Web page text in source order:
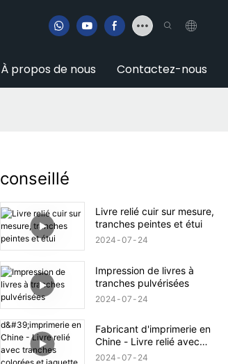
À propos de nous Contactez-nous
conseillé
Livre relié cuir sur mesure,
tranches peintes et étui
2024 07 24
Impression de livres à
tranches pulvérisées
2024 07 24
Fabricant d'imprimerie en
Chine - Livre relié avec
tranches colorées et
2024 07 24